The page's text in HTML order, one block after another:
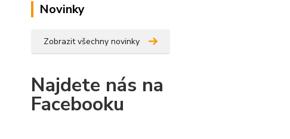
Novinky
Zobrazit všechny novinky
Najdete nás na
Facebooku